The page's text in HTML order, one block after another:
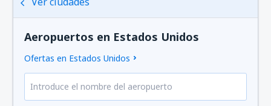
Aeropuertos en Estados Unidos
Ofertas en Estados Unidos